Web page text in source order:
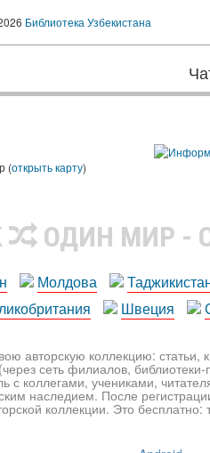
Библиотека Узбекистана
(открыть карту)
ОДИН МИР -
Молдова
Швеция
авторскую коллекцию: статьи,
сеть филиалов,
с коллегами, учениками,
наследием. После
коллекции. Это бесплатно: